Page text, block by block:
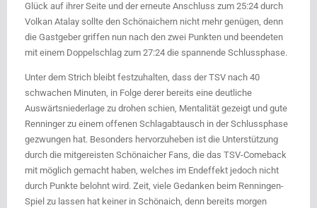
Glück auf ihrer Seite und der erneute Anschluss zum 25:24 durch
Volkan Atalay sollte den Schönaichern nicht mehr genügen, denn
die Gastgeber griffen nun nach den zwei Punkten und beendeten
mit einem Doppelschlag zum 27:24 die spannende Schlussphase.
Unter dem Strich bleibt festzuhalten, dass der TSV nach 40
schwachen Minuten, in Folge derer bereits eine deutliche
Auswärtsniederlage zu drohen schien, Mentalität gezeigt und gute
Renninger zu einem offenen Schlagabtausch in der Schlussphase
gezwungen hat. Besonders hervorzuheben ist die Unterstützung
durch die mitgereisten Schönaicher Fans, die das TSV-Comeback
mit möglich gemacht haben, welches im Endeffekt jedoch nicht
durch Punkte belohnt wird. Zeit, viele Gedanken beim Renningen-
Spiel zu lassen hat keiner in Schönaich, denn bereits morgen